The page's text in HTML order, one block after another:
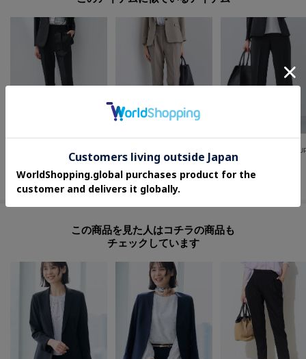
モデル情報：身長167cm B79 W59 H87 着用サイズ：38（M）
INDIVI
INDIVI
¥ 13,090
30
%OFF
INDIVI
¥16,940
この商品を見た人はコチラの商品も
チェックしています